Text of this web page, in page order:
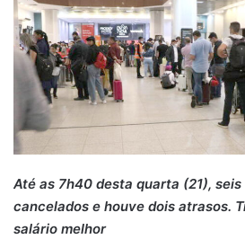
Até as 7h40 desta quarta (21),
cancelados e houve dois atrasos.
salário melhor